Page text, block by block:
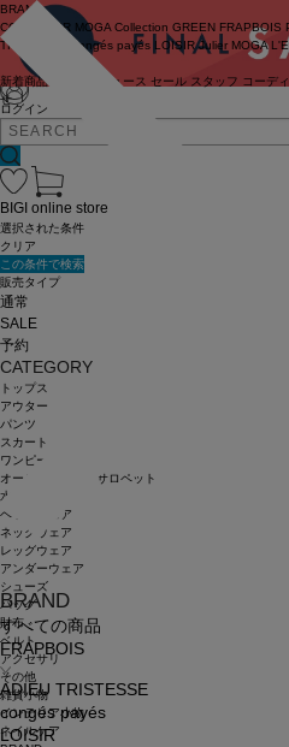
ログイン
BRAND
COUTURIER MOGA Collection GREEN FRAPBOIS
TRISTESSE
congés payés LOISIR Julier MOGA
新着商品 ニュース セール スタッフ コーデ
せ
BRAND
すべての商品
FRAPBOIS
ADIEU TRISTESSE
congés payés
LOISIR
BIGI online store
選択された条件
クリア
この条件で検索
販売タイプ
通常
SALE
予約
CATEGORY
トップス
アウター
パンツ
スカート
ワンピース
オールインワン・サロペット
水着
ヘッドウェア
ネックウェア
レッグウェア
アンダーウェア
シューズ
バッグ
財布
ベルト
アクセサリ
その他
雑貨小物
インテリア小物
ネイルケア